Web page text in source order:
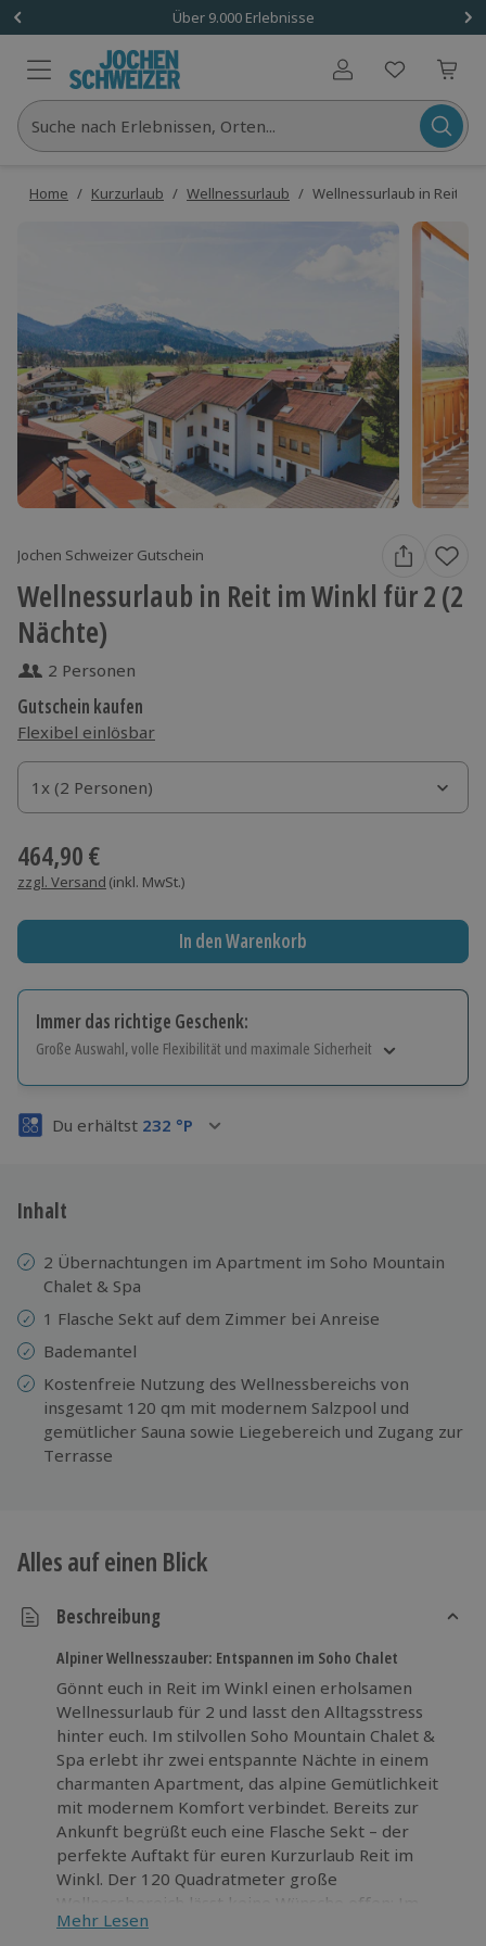
Über 9.000 Erlebnisse
Benutzerkonto
Suche nach Erlebnissen, Orten...
Home / Kurzurlaub / Wellnessurlaub / Wellnessurlaub in Reit im
Jochen Schweizer Gutschein
Wellnessurlaub in Reit im Winkl für 2 (2
Nächte)
2 Personen
Gutschein kaufen
Flexibel einlösbar
1x (2 Personen)
1x (2 Personen)
1x (2 Personen)
464,90 €
zzgl. Versand (inkl. MwSt.)
In den Warenkorb
Immer das richtige Geschenk:
Große Auswahl, volle Flexibilität und maximale Sicherheit
Volle Flexibilität
3 Jahre gültig & verlängerbar.
Du erhältst 232 °P
Inhalt
2 Übernachtungen im Apartment im Soho Mountain
Chalet & Spa
1 Flasche Sekt auf dem Zimmer bei Anreise
Bademantel
Kostenfreie Nutzung des Wellnessbereichs von
insgesamt 120 qm mit modernem Salzpool und
gemütlicher Sauna sowie Liegebereich und Zugang zur
Terrasse
Alles auf einen Blick
Beschreibung
Alpiner Wellnesszauber: Entspannen im Soho Chalet
Gönnt euch in Reit im Winkl einen erholsamen
Wellnessurlaub für 2 und lasst den Alltagsstress
hinter euch. Im stilvollen Soho Mountain Chalet &
Spa erlebt ihr zwei entspannte Nächte in einem
charmanten Apartment, das alpine Gemütlichkeit
mit modernem Komfort verbindet. Bereits zur
Ankunft begrüßt euch eine Flasche Sekt – der
perfekte Auftakt für euren Kurzurlaub Reit im
Winkl. Der 120 Quadratmeter große
Wellnessbereich lässt keine Wünsche offen: Im
warmen Salzpool treiben, in der wohltuenden
Mehr Lesen